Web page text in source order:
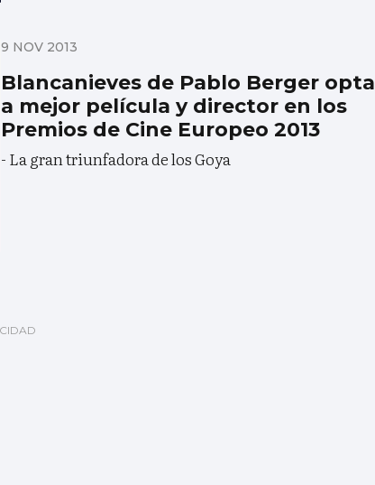
9 NOV 2013
Blancanieves de Pablo Berger opta
a mejor película y director en los
Premios de Cine Europeo 2013
- La gran triunfadora de los Goya